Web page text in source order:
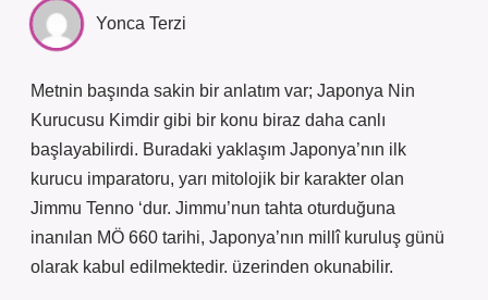
Yonca Terzi
Metnin başında sakin bir anlatım var; Japonya Nin
Kurucusu Kimdir gibi bir konu biraz daha canlı
başlayabilirdi. Buradaki yaklaşım Japonya’nın ilk
kurucu imparatoru, yarı mitolojik bir karakter olan
Jimmu Tenno ‘dur. Jimmu’nun tahta oturduğuna
inanılan MÖ 660 tarihi, Japonya’nın millî kuruluş günü
olarak kabul edilmektedir. üzerinden okunabilir.